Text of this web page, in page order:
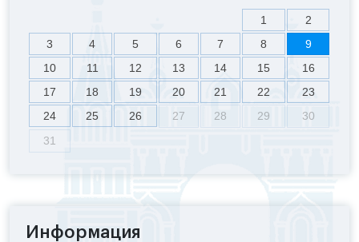
1
2
3
4 5 6 7 8
9
10
11 12 13 14 15
16
17
18 19 20 21 22
23
24
25 26 27 28 29
30
31
Информация